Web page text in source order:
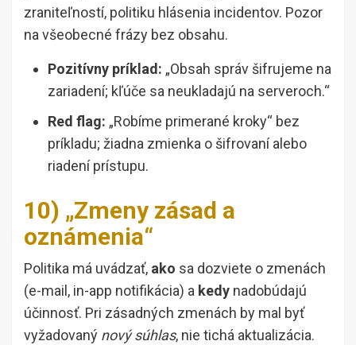
zraniteľností, politiku hlásenia incidentov. Pozor
na všeobecné frázy bez obsahu.
Pozitívny príklad: „Obsah správ šifrujeme na
zariadení; kľúče sa neukladajú na serveroch.“
Red flag: „Robíme primerané kroky“ bez
príkladu; žiadna zmienka o šifrovaní alebo
riadení prístupu.
10) „Zmeny zásad a
oznámenia“
Politika má uvádzať, ako sa dozviete o zmenách
(e-mail, in-app notifikácia) a kedy nadobúdajú
účinnosť. Pri zásadných zmenách by mal byť
vyžadovaný nový súhlas, nie tichá aktualizácia.